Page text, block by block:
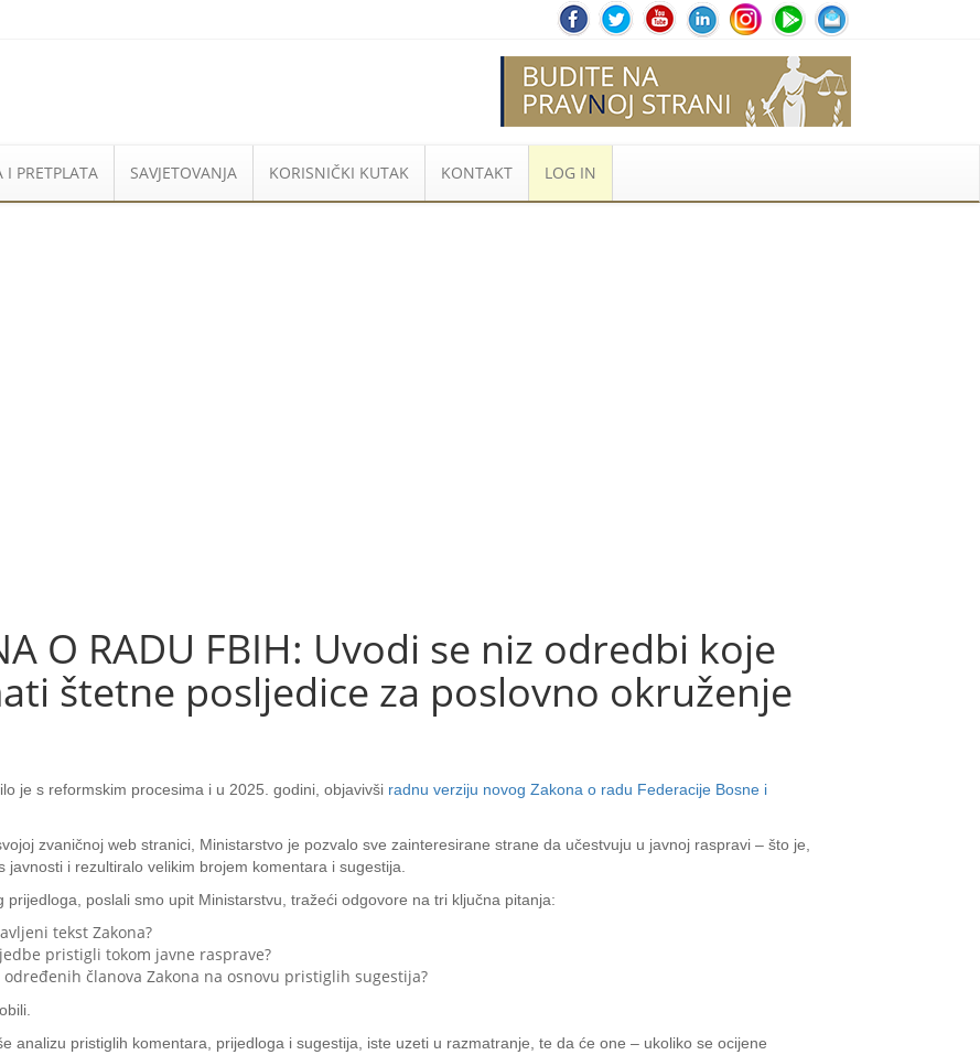
I PRETPLATA SAVJETOVANJA KORISNIČKI KUTAK KONTAKT LOG IN
O RADU FBIH: Uvodi se niz odredbi koje
štetne posljedice za poslovno okruženje
je s reformskim procesima i u 2025. godini, objavivši radnu verziju novog Zakona o radu Federacije Bosne i
zvaničnoj web stranici, Ministarstvo je pozvalo sve zainteresirane strane da učestvuju u javnoj raspravi – što je,
i rezultiralo velikim brojem komentara i sugestija.
poslali smo upit Ministarstvu, tražeći odgovore na tri ključna pitanja:
tekst Zakona?
pristigli tokom javne rasprave?
članova Zakona na osnovu pristiglih sugestija?
analizu pristiglih komentara, prijedloga i sugestija, iste uzeti u razmatranje, te da će one – ukoliko se ocijene